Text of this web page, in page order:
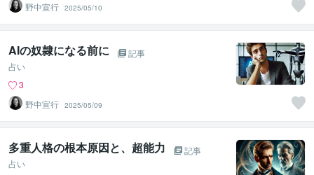
野中宣行 2025/05/10
AIの奴隷になる前に
記事
占い
3
野中宣行 2025/05/09
多重人格の根本原因と、超能力
記事
占い